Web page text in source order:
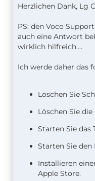
Herzlichen Dank, Lg
PS: den Voco
auch eine Antwort
wirklich hilfreich....
Ich werde daher das
Löschen Sie
Löschen Sie
Starten Sie das
Starten Sie den
Installieren
Apple Store.